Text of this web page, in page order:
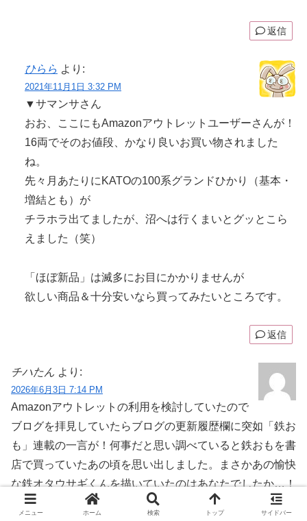
返信
ひらら より:
2021年11月1日 3:32 PM
▼サマンサさん
おお、ここにもAmazonアウトレットユーザーさんが！
16両でそのお値段、かなり良いお買い物されました
ね。
先々月あたりにKATOの100系グランドひかり（基本・
増結とも）が
チラホラ出てましたが、沼へは行くまいとグッとこら
えました（笑）
「ほぼ新品」は滅多にお目にかかりませんが
欲しい商品＆十分安いなら買ってみたいところです。
返信
チハたん より:
2026年6月3日 7:14 PM
Amazonアウトレットの利用を検討していたので
ブログを拝見していたらブログの更新履歴欄に突如「鉄お
も」連載の一言が！何事だと思い調べていると鉄おもを書
店で買っていたあの頃を思い出しました。まさかあの愉快
な鉄オタウサギくんを描いていたのはあなたでしたか…！
大きくなってAmazonの事を調べていたら突然昔の事を思
メニュー ホーム 検索 トップ サイドバー